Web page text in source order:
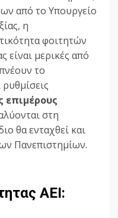
από το Υπουργείο
η
φοιτητών
είναι μερικές από
το
επιμέρους
στη
θα ενταχθεί και
Πανεπιστημίων.
ΑΕΙ: